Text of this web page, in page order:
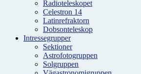
Radioteleskopet
Celestron 14
Latinrefraktorn
Dobsonteleskop
Intressegrupper
Sektioner
Astrofotogruppen
Solgruppen